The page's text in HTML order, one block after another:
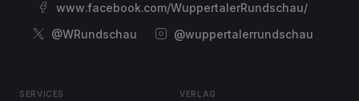
www.facebook.com/WuppertalerRundschau/
@WRundschau
@wuppertalerrundschau
SERVICES VERLAG